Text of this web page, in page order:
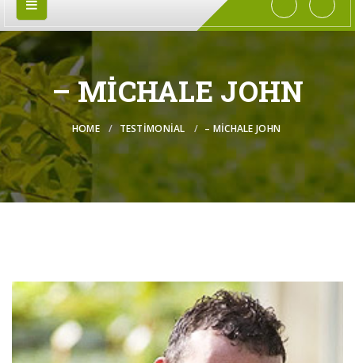
– MICHALE JOHN
HOME TESTIMONIAL – MICHALE JOHN